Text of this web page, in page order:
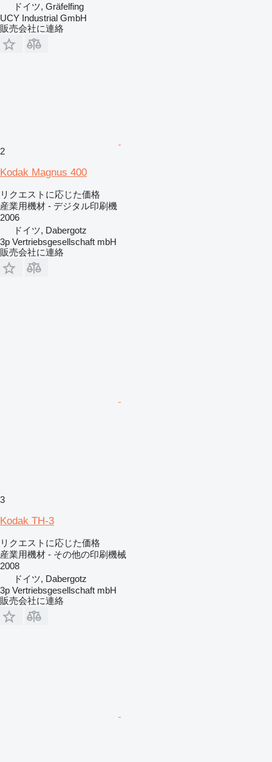
ドイツ, Gräfelfing
UCY Industrial GmbH
販売会社に連絡
2
Kodak Magnus 400
リクエストに応じた価格
産業用機材 - デジタル印刷機
2006
ドイツ, Dabergotz
3p Vertriebsgesellschaft mbH
販売会社に連絡
3
Kodak TH-3
リクエストに応じた価格
産業用機材 - その他の印刷機械
2008
ドイツ, Dabergotz
3p Vertriebsgesellschaft mbH
販売会社に連絡